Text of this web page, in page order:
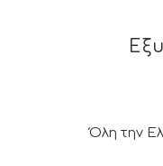
Όλη την